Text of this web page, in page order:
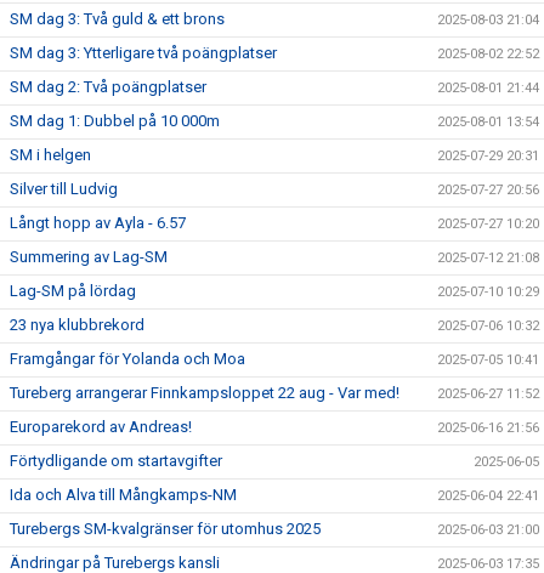
SM dag 3: Två guld & ett brons 2025-08-03 21:04
SM dag 3: Ytterligare två poängplatser 2025-08-02 22:52
SM dag 2: Två poängplatser 2025-08-01 21:44
SM dag 1: Dubbel på 10 000m 2025-08-01 13:54
SM i helgen 2025-07-29 20:31
Silver till Ludvig 2025-07-27 20:56
Långt hopp av Ayla - 6.57 2025-07-27 10:20
Summering av Lag-SM 2025-07-12 21:08
Lag-SM på lördag 2025-07-10 10:29
23 nya klubbrekord 2025-07-06 10:32
Framgångar för Yolanda och Moa 2025-07-05 10:41
Tureberg arrangerar Finnkampsloppet 22 aug - Var med! 2025-06-27 11:52
Europarekord av Andreas! 2025-06-16 21:56
Förtydligande om startavgifter 2025-06-05
Ida och Alva till Mångkamps-NM 2025-06-04 22:41
Turebergs SM-kvalgränser för utomhus 2025 2025-06-03 21:00
Ändringar på Turebergs kansli 2025-06-03 17:35